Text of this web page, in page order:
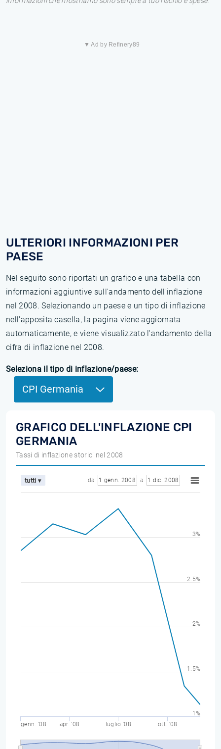
▼ Ad by Refinery89
ULTERIORI INFORMAZIONI PER
PAESE
Nel seguito sono riportati un grafico e una tabella con
informazioni aggiuntive sull'andamento dell'inflazione
nel 2008. Selezionando un paese e un tipo di inflazione
nell'apposita casella, la pagina viene aggiornata
automaticamente, e viene visualizzato l'andamento della
cifra di inflazione nel 2008.
Seleziona il tipo di inflazione/paese:
CPI Germania
GRAFICO DELL'INFLAZIONE CPI
GERMANIA
Tassi di inflazione storici nel 2008
tutti ▾ da 1 genn. 2008 a 1 dic. 2008
genn. '08 apr. '08 luglio '08 ott. '08
1%
1.5%
2%
2.5%
3%